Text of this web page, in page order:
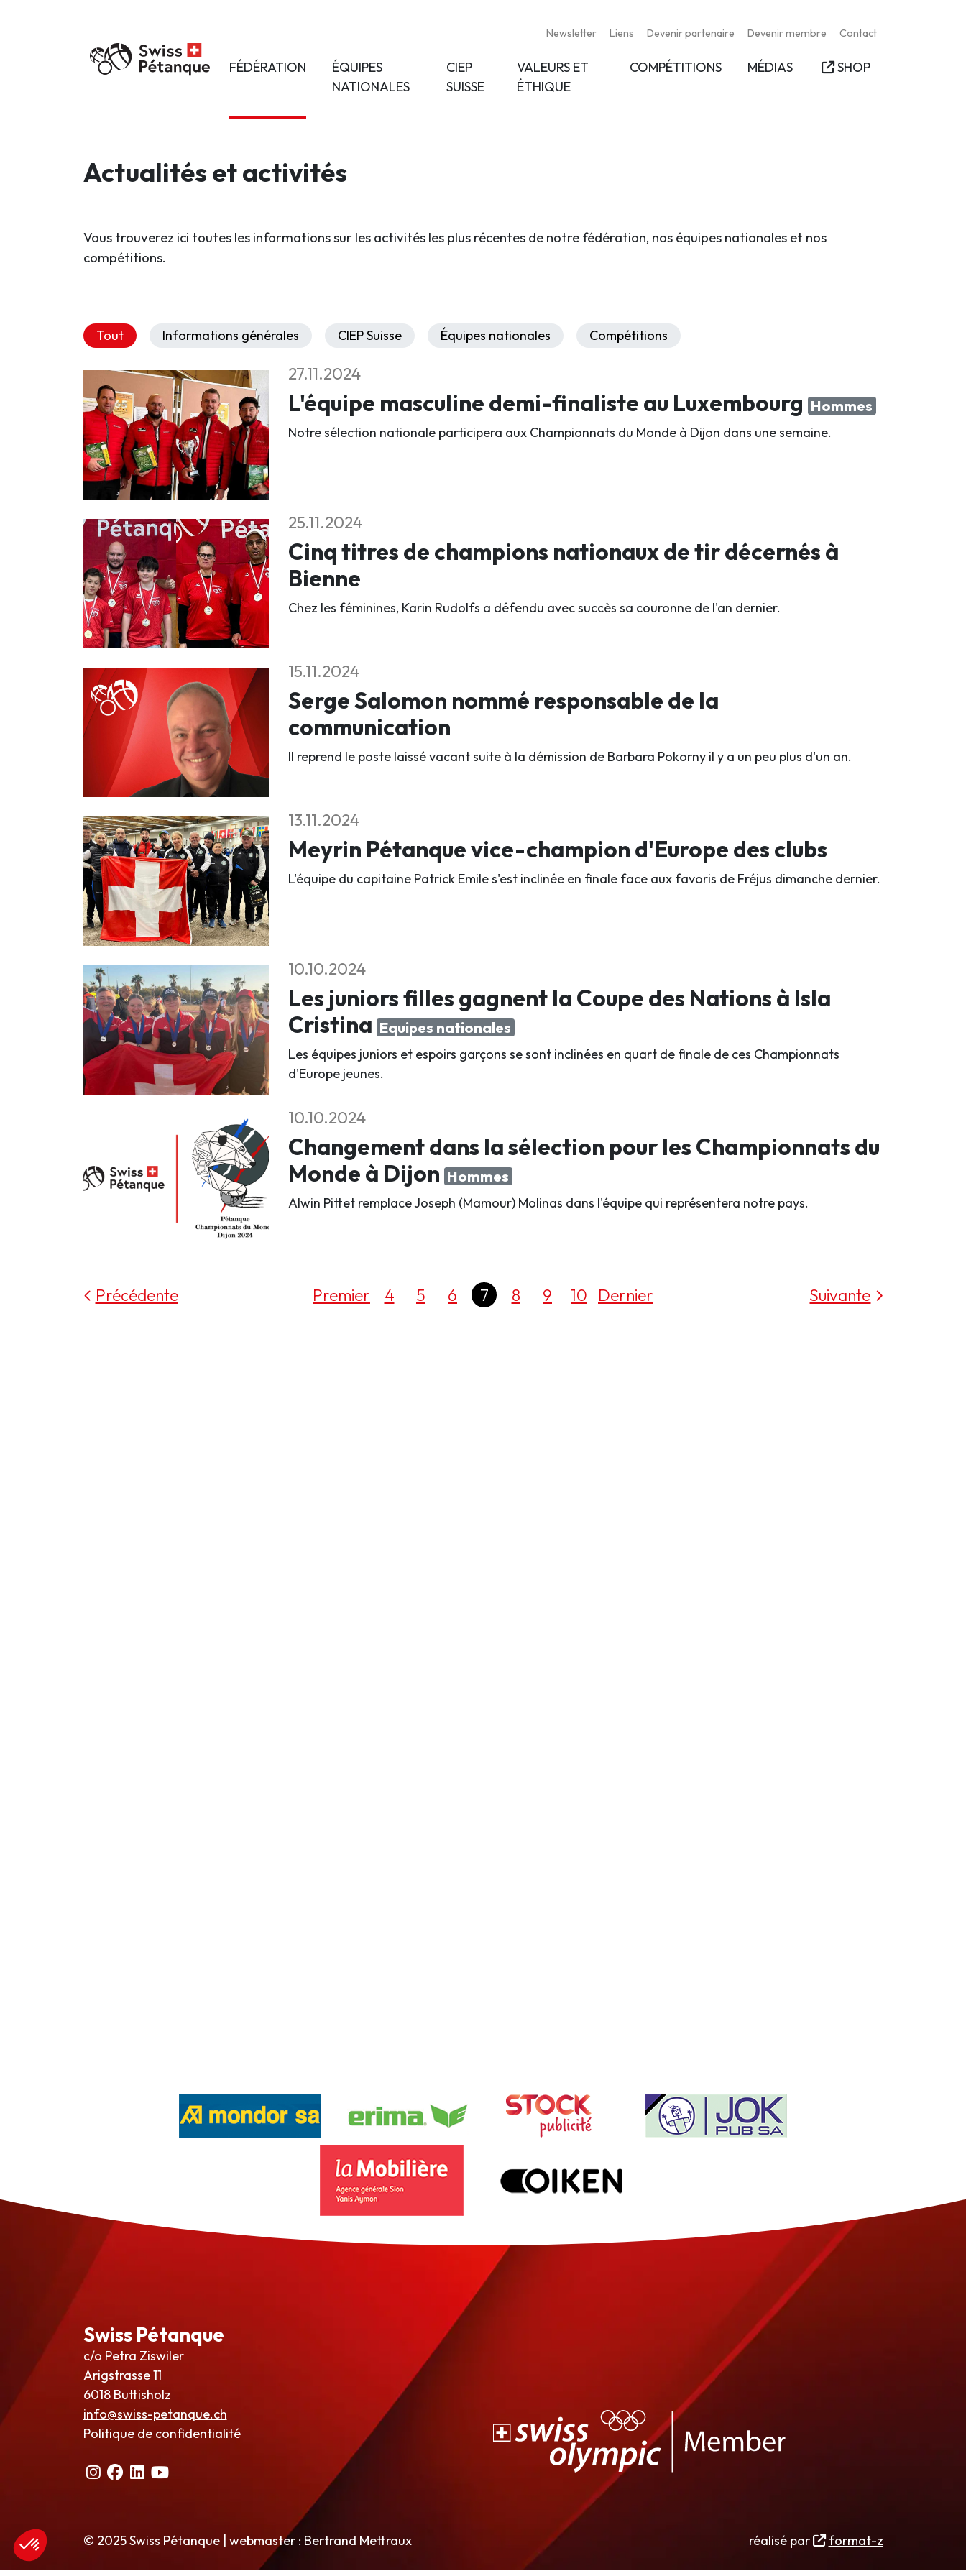
Newsletter Liens Devenir partenaire Devenir membre Contact
FÉDÉRATION
ÉQUIPES
NATIONALES
CIEP
SUISSE
VALEURS ET
ÉTHIQUE
COMPÉTITIONS MÉDIAS SHOP
Actualités et activités
Vous trouverez ici toutes les informations sur les activités les plus récentes de notre fédération, nos équipes nationales et nos
compétitions.
Tout Informations générales CIEP Suisse Équipes nationales Compétitions
27.11.2024
L'équipe masculine demi-finaliste au Luxembourg Hommes
Notre sélection nationale participera aux Championnats du Monde à Dijon dans une semaine.
25.11.2024
Cinq titres de champions nationaux de tir décernés à
Bienne
Chez les féminines, Karin Rudolfs a défendu avec succès sa couronne de l'an dernier.
15.11.2024
Serge Salomon nommé responsable de la
communication
Il reprend le poste laissé vacant suite à la démission de Barbara Pokorny il y a un peu plus d'un an.
13.11.2024
Meyrin Pétanque vice-champion d'Europe des clubs
L'équipe du capitaine Patrick Emile s'est inclinée en finale face aux favoris de Fréjus dimanche dernier.
10.10.2024
Les juniors filles gagnent la Coupe des Nations à Isla
Cristina Equipes nationales
Les équipes juniors et espoirs garçons se sont inclinées en quart de finale de ces Championnats
d'Europe jeunes.
10.10.2024
Changement dans la sélection pour les Championnats du
Monde à Dijon Hommes
Alwin Pittet remplace Joseph (Mamour) Molinas dans l'équipe qui représentera notre pays.
Précédente Premier 4 5 6 7 8 9 10 Dernier Suivante
Swiss Pétanque
c/o Petra Ziswiler
Arigstrasse 11
6018 Buttisholz
info@swiss-petanque.ch
Politique de confidentialité
© 2025 Swiss Pétanque | webmaster : Bertrand Mettraux réalisé par format-z